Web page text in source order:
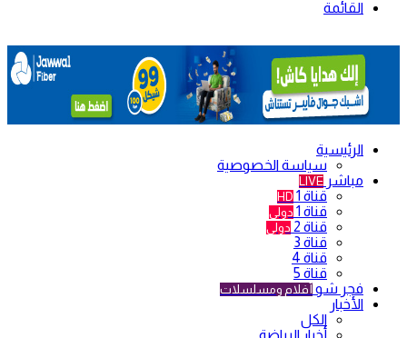
القائمة
الرئيسية
سياسة الخصوصية
مباشر LIVE
قناة 1 HD
قناة 1 دولي
قناة 2 دولي
قناة 3
قناة 4
قناة 5
فجر شو أفلام ومسلسلات
الأخبار
الكل